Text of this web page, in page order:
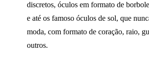
discretos, óculos em formato de
e até os famoso óculos de sol, que
moda, com formato de coração, raio,
outros.